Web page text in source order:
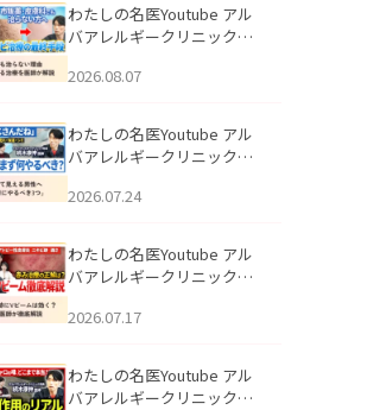
わたしの名医Youtube アル
バアレルギークリニック札
らない理由｜繰り返す人が
説」を公開いたしました。
2026.08.07
わたしの名医Youtube アル
バアレルギークリニック札
える男性へ｜医師が教える
公開いたしました。
2026.07.24
わたしの名医Youtube アル
バアレルギークリニック札
跡にVビームは効く？向いて
説」を公開いたしました。
2026.07.17
わたしの名医Youtube アル
バアレルギークリニック札